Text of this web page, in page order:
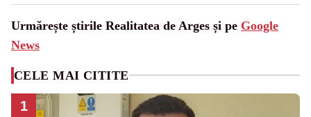
Urmărește știrile Realitatea de Arges și pe Google
News
CELE MAI CITITE
1